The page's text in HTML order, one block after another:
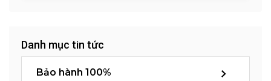
Danh mục tin tức
Bảo hành 100%